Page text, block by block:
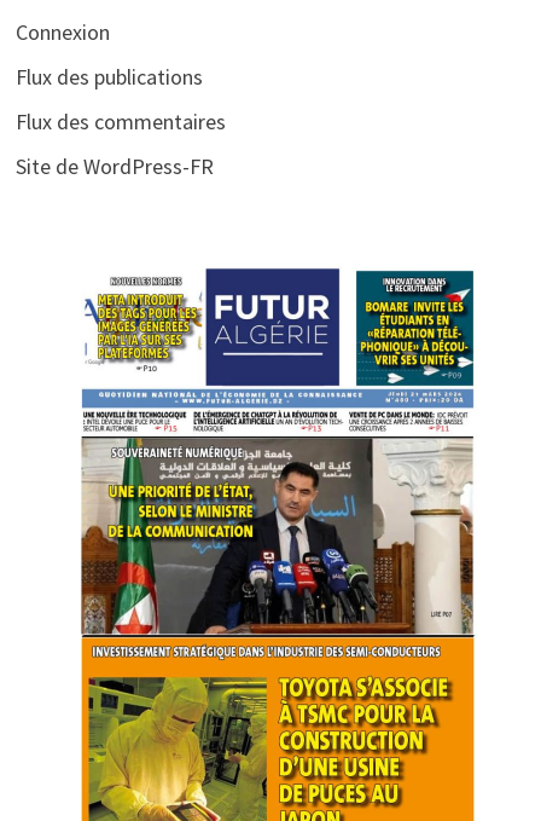
Connexion
Flux des publications
Flux des commentaires
Site de WordPress-FR